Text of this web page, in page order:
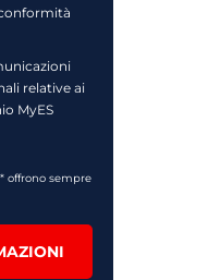
relative ai
MyES
offrono sempre